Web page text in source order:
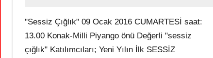
"Sessiz Çığlık" 09 Ocak 2016 CUMARTESİ saat:
13.00 Konak-Milli Piyango önü Değerli "sessiz
çığlık" Katılımcıları; Yeni Yılın İlk SESSİZ